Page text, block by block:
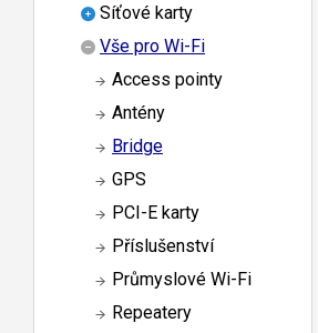
Síťové karty
Vše pro Wi-Fi
Access pointy
Antény
Bridge
GPS
PCI-E karty
Příslušenství
Průmyslové Wi-Fi
Repeatery